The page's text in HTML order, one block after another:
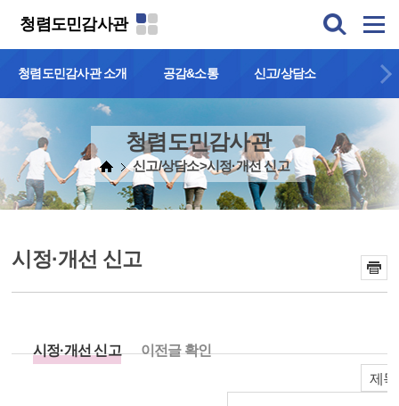
청렴도민감사관
청렴도민감사관 소개 공감&소통 신고/상담소
청렴도민감사관
신고/상담소>시정·개선 신고
시정·개선 신고
시정·개선 신고 이전글 확인